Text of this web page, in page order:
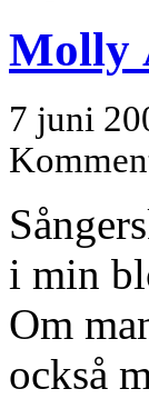
Molly
7 juni
i min
Om
också